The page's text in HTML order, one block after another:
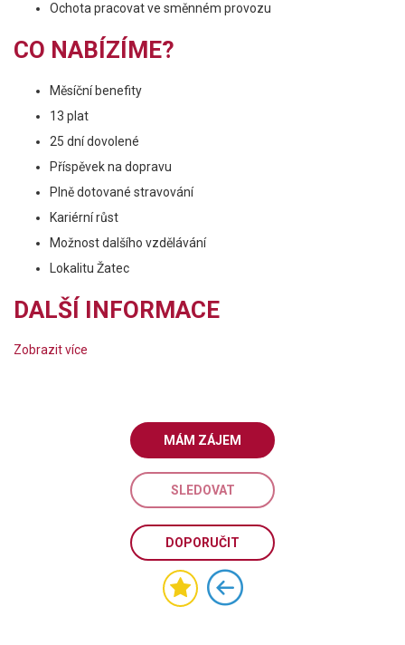
Ochota pracovat ve směnném provozu
CO NABÍZÍME?
Měsíční benefity
13 plat
25 dní dovolené
Příspěvek na dopravu
Plně dotované stravování
Kariérní růst
Možnost dalšího vzdělávání
Lokalitu Žatec
DALŠÍ INFORMACE
Zobrazit více
MÁM ZÁJEM
SLEDOVAT
DOPORUČIT